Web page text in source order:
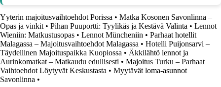
Yyterin majoitusvaihtoehdot Porissa • Matka Kosonen Savonlinna –
Opas ja vinkit • Pihan Puuportti: Tyylikäs ja Kestävä Valinta • Lennot
Wieniin: Matkustusopas • Lennot Müncheniin • Parhaat hotellit
Malagassa – Majoitusvaihtoehdot Malagassa • Hotelli Puijonsarvi –
Täydellinen Majoituspaikka Kuopiossa • Äkkilähtö lennot ja
Aurinkomatkat – Matkaudu edullisesti • Majoitus Turku – Parhaat
Vaihtoehdot Löytyvät Keskustasta • Myytävät loma-asunnot
Savonlinna •